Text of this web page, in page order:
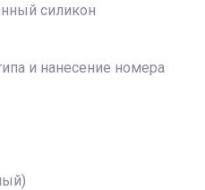
силикон
и нанесение номера